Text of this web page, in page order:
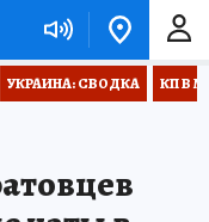
УКРАИНА: СВОДКА КП В